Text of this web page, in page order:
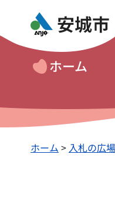
ホーム
ホーム > 入札の広場